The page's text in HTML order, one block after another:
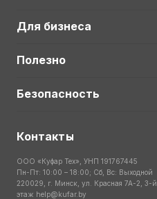
Для бизнеса
Полезно
Безопасность
Контакты
ООО «Куфар Тех», УНП 191767445
Пн-Пт: 10:00 – 18:00; Сб, Вс: Выходной
220029, г. Минск, ул. Красная 7А-2, 3-й
этаж help@kufar.by